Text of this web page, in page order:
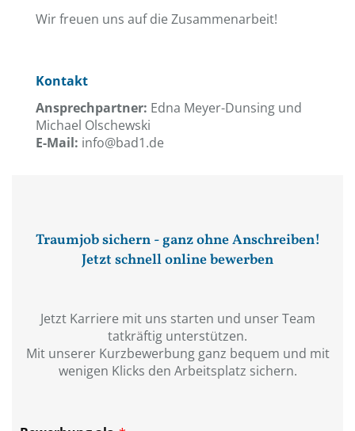
Wir freuen uns auf die Zusammenarbeit!
Kontakt
Ansprechpartner: Edna Meyer-Dunsing und
Michael Olschewski
E-Mail: info@bad1.de
Traumjob sichern - ganz ohne Anschreiben!
Jetzt schnell online bewerben
Jetzt Karriere mit uns starten und unser Team
tatkräftig unterstützen.
Mit unserer Kurzbewerbung ganz bequem und mit
wenigen Klicks den Arbeitsplatz sichern.